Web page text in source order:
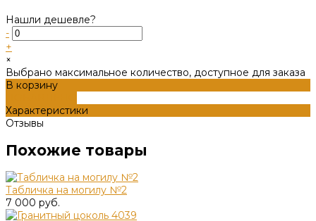
Нашли дешевле?
-
+
×
Выбрано максимальное количество, доступное для заказа
В корзину
Характеристики
Отзывы
Похожие товары
Табличка на могилу №2
7 000 руб.